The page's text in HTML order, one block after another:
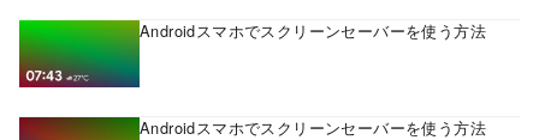
Androidスマホでスクリーンセーバーを使う方法
Androidスマホでスクリーンセーバーを使う方法